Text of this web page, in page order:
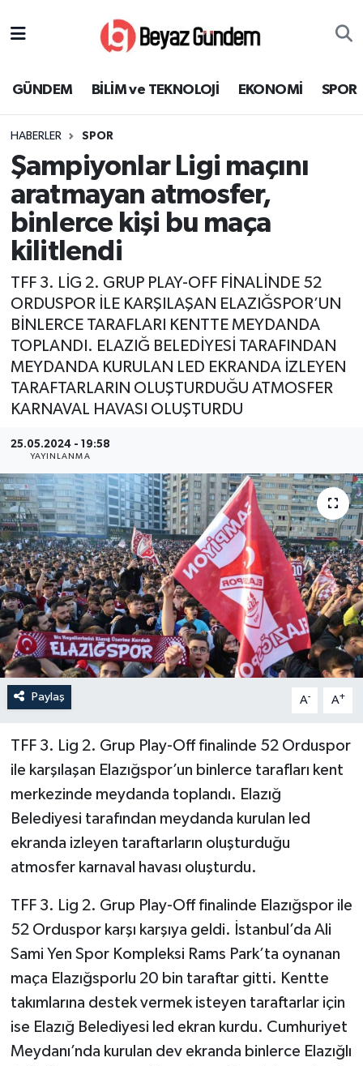
GÜNDEM BİLİM ve TEKNOLOJİ EKONOMİ SPOR
HABERLER SPOR
Şampiyonlar Ligi maçını
aratmayan atmosfer,
binlerce kişi bu maça
kilitlendi
TFF 3. LİG 2. GRUP PLAY-OFF FİNALİNDE 52
ORDUSPOR İLE KARŞILAŞAN ELAZIĞSPOR’UN
BİNLERCE TARAFLARI KENTTE MEYDANDA
TOPLANDI. ELAZIĞ BELEDİYESİ TARAFINDAN
MEYDANDA KURULAN LED EKRANDA İZLEYEN
TARAFTARLARIN OLUŞTURDUĞU ATMOSFER
KARNAVAL HAVASI OLUŞTURDU
25.05.2024 - 19:58
YAYINLANMA
Paylaş A- A+
TFF 3. Lig 2. Grup Play-Off finalinde 52 Orduspor
ile karşılaşan Elazığspor’un binlerce tarafları kent
merkezinde meydanda toplandı. Elazığ
Belediyesi tarafından meydanda kurulan led
ekranda izleyen taraftarların oluşturduğu
atmosfer karnaval havası oluşturdu.
TFF 3. Lig 2. Grup Play-Off finalinde Elazığspor ile
52 Orduspor karşı karşıya geldi. İstanbul’da Ali
Sami Yen Spor Kompleksi Rams Park’ta oynanan
maça Elazığsporlu 20 bin taraftar gitti. Kentte
takımlarına destek vermek isteyen taraftarlar için
ise Elazığ Belediyesi led ekran kurdu. Cumhuriyet
Meydanı’nda kurulan dev ekranda binlerce Elazığlı
EKONOMİ
SPOR
SAĞLIK
KÜLTÜR SANAT
MAGAZİN
YEREL
Süper Lig Puan Durumu ve Fikstür
Tüm Manşetler
Son Dakika Haberleri